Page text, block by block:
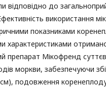
відповідно до
використання
показниками
характеристиками
препарат Мікофренд
моркви, забезпечуючи
подовження